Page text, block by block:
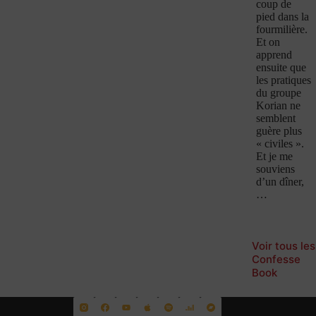
coup de
pied dans la
fourmilière.
Et on
apprend
ensuite que
les pratiques
du groupe
Korian ne
semblent
guère plus
« civiles ».
Et je me
souviens
d’un dîner,
…
Voir tous les
Confesse
Book